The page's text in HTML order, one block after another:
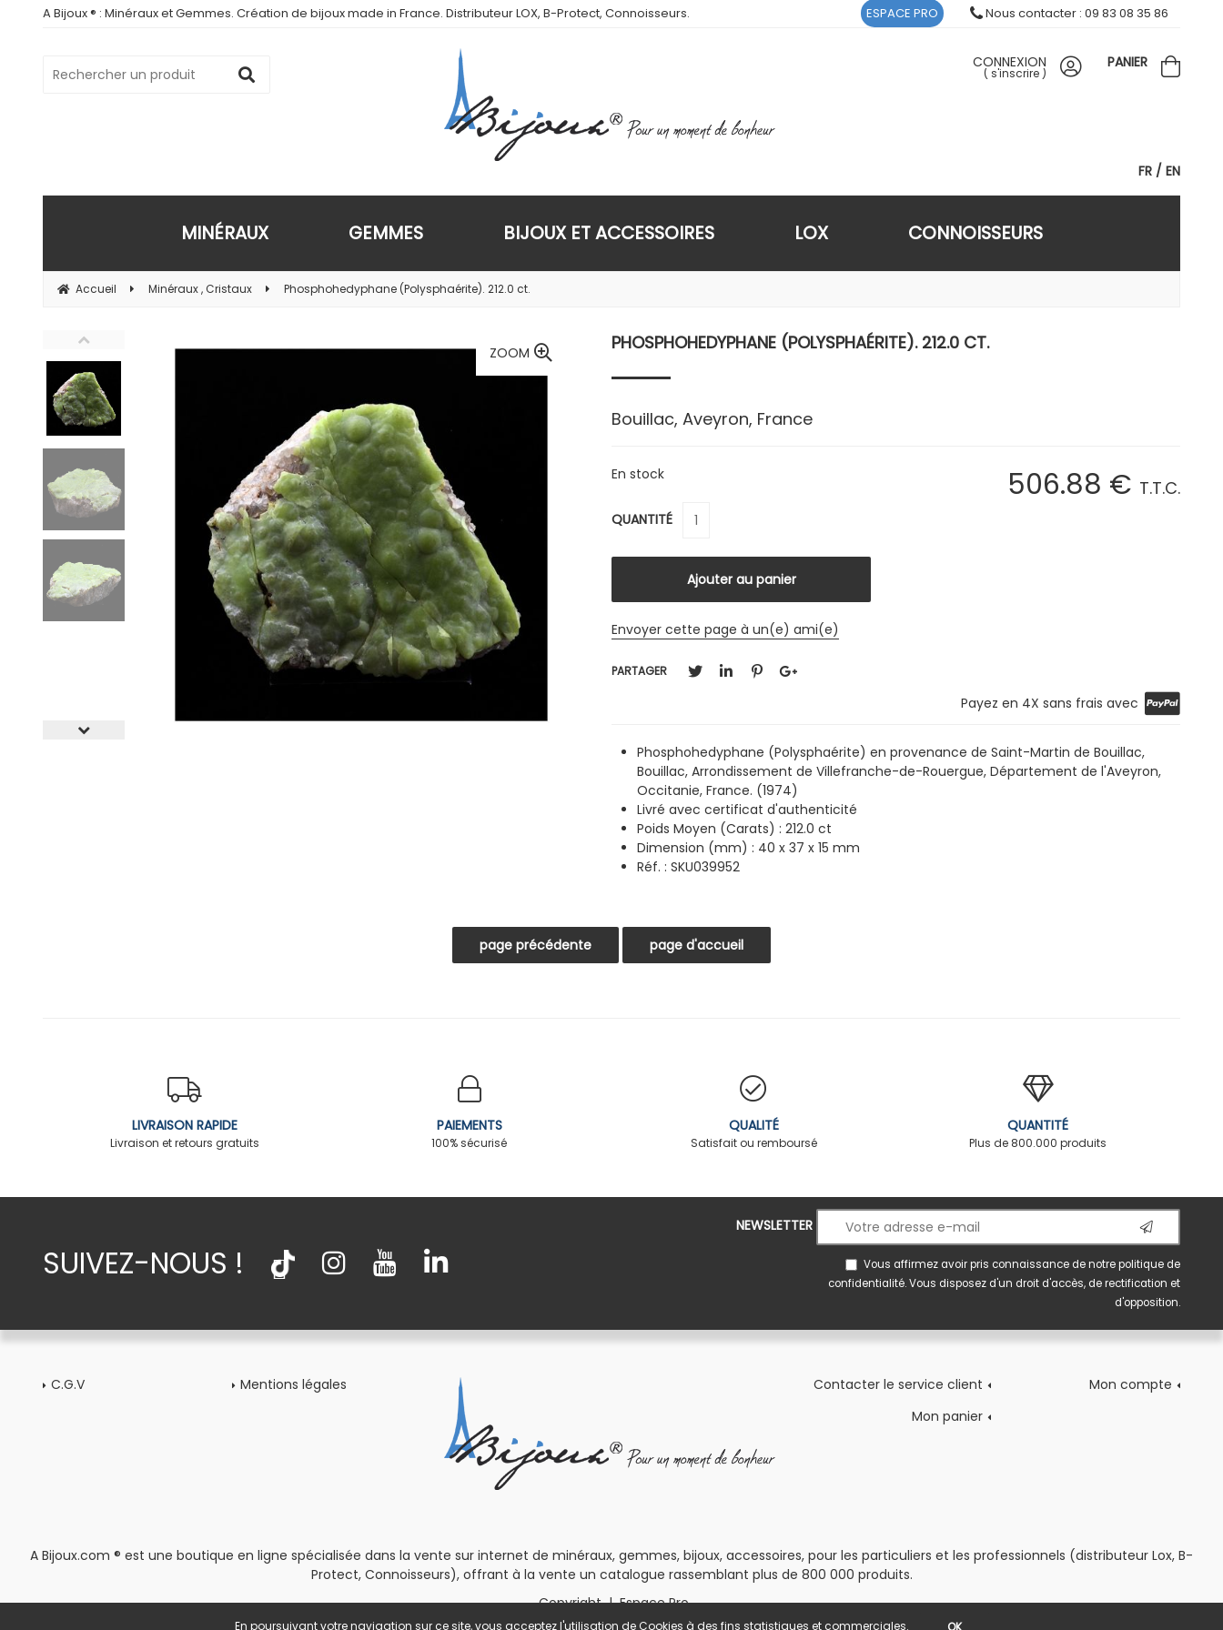
A Bijoux ® : Minéraux et Gemmes. Création de bijoux made in France. Distributeur LOX, B-Protect, Connoisseurs.
FR EN
CONNEXION
( s'inscrire )
PANIER
MINÉRAUX GEMMES BIJOUX ET ACCESSOIRES LOX CONNOISSEURS
Accueil Minéraux , Cristaux Phosphohedyphane (Polysphaérite). 212.0 ct.
ZOOM PHOSPHOHEDYPHANE (POLYSPHAÉRITE). 212.0 CT.
Bouillac, Aveyron, France
506.88 € T.T.C.
En stock
QUANTITÉ
Envoyer cette page à un(e) ami(e)
PARTAGER
Payez en 4X sans frais avec
Phosphohedyphane (Polysphaérite) en provenance de Saint-Martin de Bouillac,
Bouillac, Arrondissement de Villefranche-de-Rouergue, Département de l'Aveyron,
Occitanie, France. (1974)
Livré avec certificat d'authenticité
Poids Moyen (Carats) : 212.0 ct
Dimension (mm) : 40 x 37 x 15 mm
Réf. : SKU039952
ESPACE PRO Nous contacter : 09 83 08 35 86
LIVRAISON RAPIDE
Livraison et retours gratuits
PAIEMENTS
100% sécurisé
QUALITÉ
Satisfait ou remboursé
QUANTITÉ
Plus de 800.000 produits
SUIVEZ-NOUS !
NEWSLETTER
Vous affirmez avoir pris connaissance de notrepolitique de
confidentialité. Vous disposez d'un droit d'accès, de rectification et
d'opposition.
C.G.V Mentions légales Contacter le service client
Mon compte
Mon panier
A Bijoux.com ® est une boutique en ligne spécialisée dans la vente sur internet de minéraux, gemmes, bijoux, accessoires, pour les particuliers et les professionnels (distributeur Lox, B-
Protect, Connoisseurs), offrant à la vente un catalogue rassemblant plus de 800 000 produits.
Copyright|Espace Pro
En poursuivant votre navigation sur ce site, vous acceptez l'utilisation de Cookies à des fins statistiques et commerciales. OK